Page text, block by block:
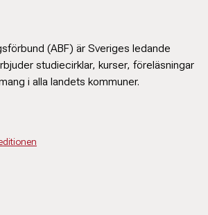
(ABF) är Sveriges ledande
studiecirklar, kurser, föreläsningar
i alla landets kommuner.